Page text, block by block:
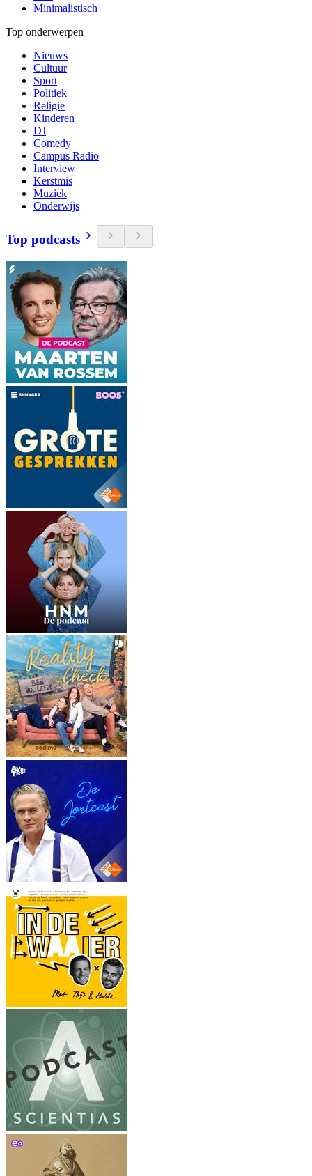
Minimalistisch
Top onderwerpen
Nieuws
Cultuur
Sport
Politiek
Religie
Kinderen
DJ
Comedy
Campus Radio
Interview
Kerstmis
Muziek
Onderwijs
Top podcasts